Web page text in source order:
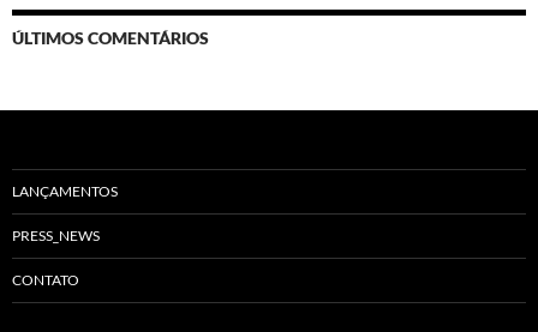
ÚLTIMOS COMENTÁRIOS
LANÇAMENTOS
PRESS_NEWS
CONTATO